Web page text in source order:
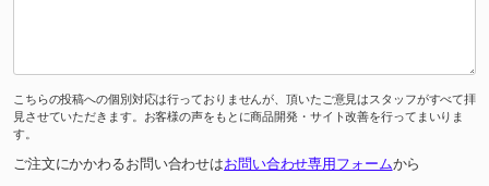
こちらの投稿への個別対応は行っておりませんが、頂いたご意見はスタッフがすべて拝
見させていただきます。お客様の声をもとに商品開発・サイト改善を行ってまいりま
す。
ご注文にかかわるお問い合わせはお問い合わせ専用フォームから